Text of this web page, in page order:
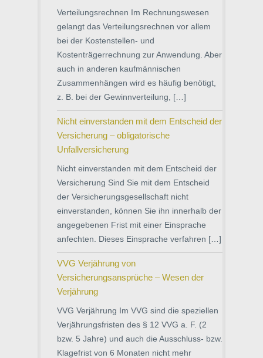
Verteilungsrechnen Im Rechnungswesen
gelangt das Verteilungsrechnen vor allem
bei der Kostenstellen- und
Kostenträgerrechnung zur Anwendung. Aber
auch in anderen kaufmännischen
Zusammenhängen wird es häufig benötigt,
z. B. bei der Gewinnverteilung, […]
Nicht einverstanden mit dem Entscheid der
Versicherung – obligatorische
Unfallversicherung
Nicht einverstanden mit dem Entscheid der
Versicherung Sind Sie mit dem Entscheid
der Versicherungsgesellschaft nicht
einverstanden, können Sie ihn innerhalb der
angegebenen Frist mit einer Einsprache
anfechten. Dieses Einsprache verfahren […]
VVG Verjährung von
Versicherungsansprüche – Wesen der
Verjährung
VVG Verjährung Im VVG sind die speziellen
Verjährungsfristen des § 12 VVG a. F. (2
bzw. 5 Jahre) und auch die Ausschluss- bzw.
Klagefrist von 6 Monaten nicht mehr